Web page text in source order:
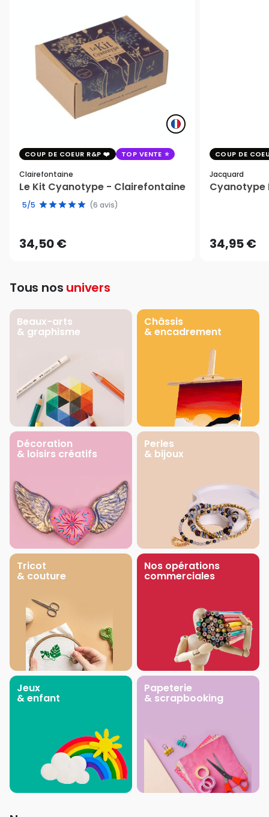
COUP DE COEUR R&P TOP VENTE
Clairefontaine
Le Kit Cyanotype - Clairefontaine
5/5 (6 avis)
34,50 €
COUP DE
Jacquard
Cyanotype
34,95 €
Tous nos univers
Beaux-arts
& graphisme
Châssis
& encadrement
Décoration
& loisirs créatifs
Perles
& bijoux
Tricot
& couture
Nos opérations
commerciales
Jeux
& enfant
Papeterie
& scrapbooking